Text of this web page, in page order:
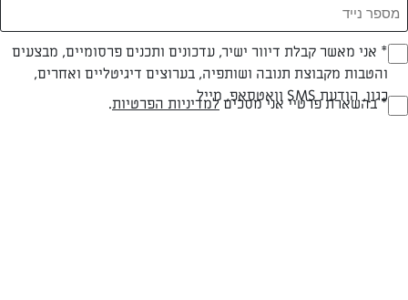
Opt_In
(חובה)
* אני מאשר קבלת דיוור ישיר, עדכונים ותכנים פרסומיים, מבצעים
והטבות מקבוצת תנובה ושותפיה, בערוצים דיגיטליים ואחרים,
כגון, הודעת SMS וואטסאפ, מייל
RegulationsApproved
* בהשארת פרטיי אני מסכיםלמדיניות הפרטיות.